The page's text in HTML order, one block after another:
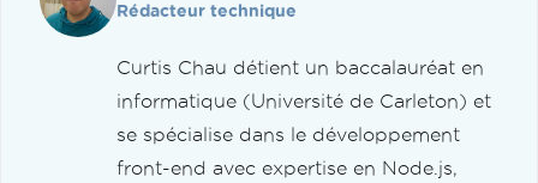
Rédacteur technique
Curtis Chau détient un baccalauréat en
informatique (Université de Carleton) et
se spécialise dans le développement
front-end avec expertise en Node.js,